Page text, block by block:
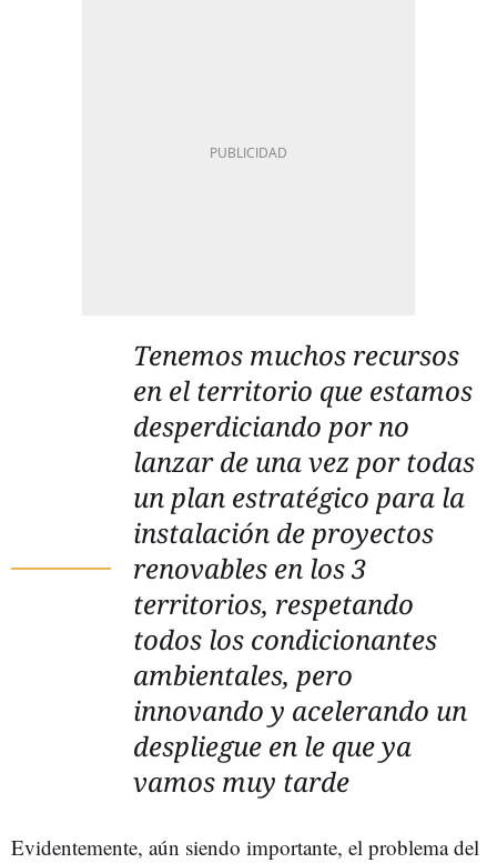
Tenemos muchos recursos
en el territorio que estamos
desperdiciando por no
lanzar de una vez por todas
un plan estratégico para la
instalación de proyectos
renovables en los 3
territorios, respetando
todos los condicionantes
ambientales, pero
innovando y acelerando un
despliegue en le que ya
vamos muy tarde
Evidentemente, aún siendo importante, el problema del